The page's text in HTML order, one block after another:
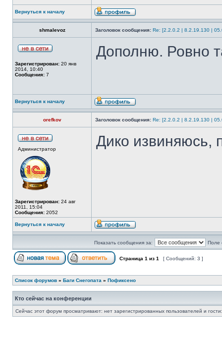
Вернуться к началу
shmalevoz Заголовок сообщения: Re: [2.2.0.2 | 8.2.19.130 |
Зарегистрирован: 20 янв
2014, 10:40
Сообщения: 7
Дополню. Ровно
Вернуться к началу
orefkov Заголовок сообщения: Re: [2.2.0.2 | 8.2.19.130 |
Администратор
Зарегистрирован: 24 авг
2011, 15:04
Сообщения: 2052
Дико извиняюсь,
Вернуться к началу
Показать сообщения за: Поле
Страница 1 из 1 [ Сообщений: 3 ]
Список форумов » Баги Снегопата » Пофиксено
Кто сейчас на конференции
Сейчас этот форум просматривают: нет зарегистрированных пользователей и